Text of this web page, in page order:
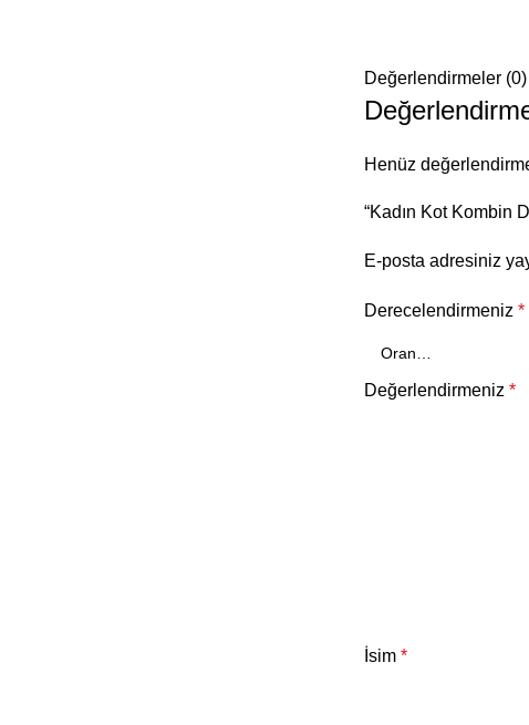
Değerlendirmeler (0)
Henüz
“Kadın Kot Kombin
E-posta adresiniz
Derecelendirmeniz *
Değerlendirmeniz *
İsim *